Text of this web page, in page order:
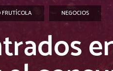
FRUTÍCOLA NEGOCIOS